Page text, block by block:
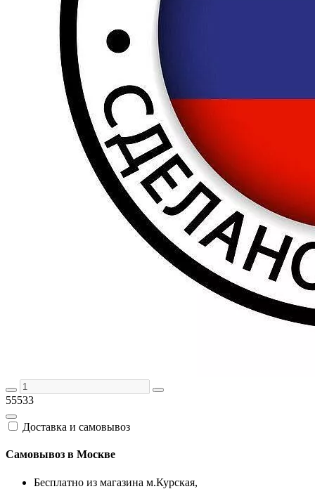
55533
Доставка и самовывоз
Самовывоз в Москве
Бесплатно из магазина м.Курская,